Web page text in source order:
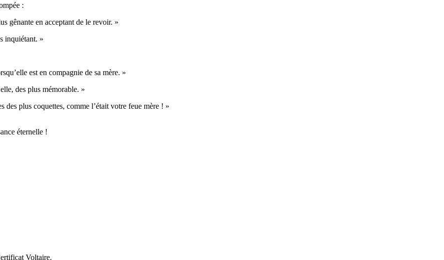
:
gênante en acceptant de le revoir. »
inquiétant. »
est en compagnie de sa mère. »
des plus mémorable. »
des plus coquettes, comme l’était votre feue mère ! »
éternelle !
Voltaire.